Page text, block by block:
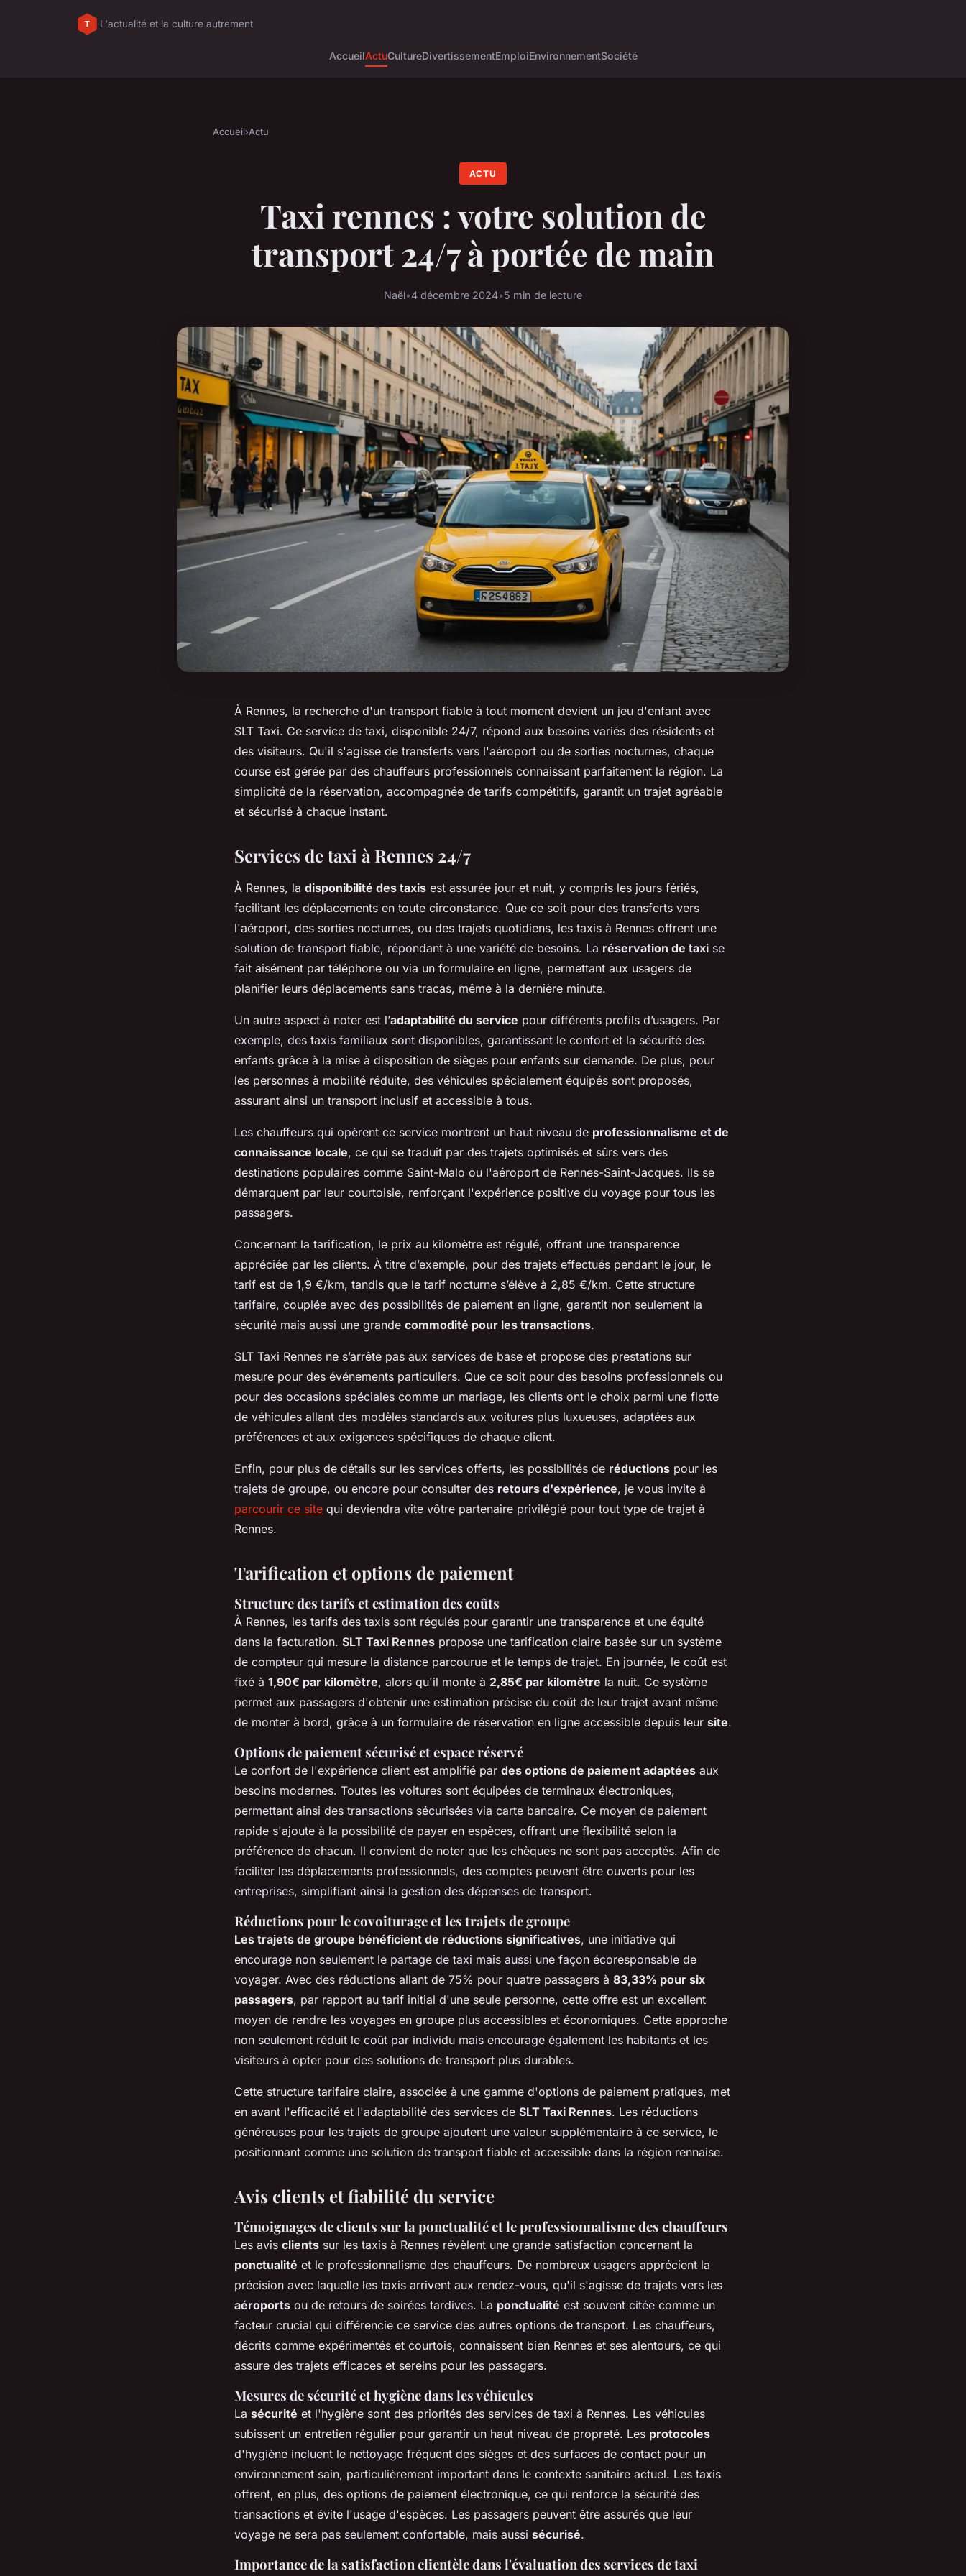
L'actualité et la culture autrement
AccueilActuCultureDivertissementEmploiEnvironnementSociété
Accueil›Actu
ACTU
Taxi rennes : votre solution de
transport 24/7 à portée de main
Naël•4 décembre 2024•5 min de lecture
À Rennes, la recherche d'un transport fiable à tout moment devient un jeu d'enfant avec
SLT Taxi. Ce service de taxi, disponible 24/7, répond aux besoins variés des résidents et
des visiteurs. Qu'il s'agisse de transferts vers l'aéroport ou de sorties nocturnes, chaque
course est gérée par des chauffeurs professionnels connaissant parfaitement la région. La
simplicité de la réservation, accompagnée de tarifs compétitifs, garantit un trajet agréable
et sécurisé à chaque instant.
Services de taxi à Rennes 24/7
À Rennes, la disponibilité des taxis est assurée jour et nuit, y compris les jours fériés,
facilitant les déplacements en toute circonstance. Que ce soit pour des transferts vers
l'aéroport, des sorties nocturnes, ou des trajets quotidiens, les taxis à Rennes offrent une
solution de transport fiable, répondant à une variété de besoins. La réservation de taxi se
fait aisément par téléphone ou via un formulaire en ligne, permettant aux usagers de
planifier leurs déplacements sans tracas, même à la dernière minute.
Un autre aspect à noter est l’adaptabilité du service pour différents profils d’usagers. Par
exemple, des taxis familiaux sont disponibles, garantissant le confort et la sécurité des
enfants grâce à la mise à disposition de sièges pour enfants sur demande. De plus, pour
les personnes à mobilité réduite, des véhicules spécialement équipés sont proposés,
assurant ainsi un transport inclusif et accessible à tous.
Les chauffeurs qui opèrent ce service montrent un haut niveau de professionnalisme et de
connaissance locale, ce qui se traduit par des trajets optimisés et sûrs vers des
destinations populaires comme Saint-Malo ou l'aéroport de Rennes-Saint-Jacques. Ils se
démarquent par leur courtoisie, renforçant l'expérience positive du voyage pour tous les
passagers.
Concernant la tarification, le prix au kilomètre est régulé, offrant une transparence
appréciée par les clients. À titre d’exemple, pour des trajets effectués pendant le jour, le
tarif est de 1,9 €/km, tandis que le tarif nocturne s’élève à 2,85 €/km. Cette structure
tarifaire, couplée avec des possibilités de paiement en ligne, garantit non seulement la
sécurité mais aussi une grande commodité pour les transactions.
SLT Taxi Rennes ne s’arrête pas aux services de base et propose des prestations sur
mesure pour des événements particuliers. Que ce soit pour des besoins professionnels ou
pour des occasions spéciales comme un mariage, les clients ont le choix parmi une flotte
de véhicules allant des modèles standards aux voitures plus luxueuses, adaptées aux
préférences et aux exigences spécifiques de chaque client.
Enfin, pour plus de détails sur les services offerts, les possibilités de réductions pour les
trajets de groupe, ou encore pour consulter des retours d'expérience, je vous invite à
parcourir ce site qui deviendra vite vôtre partenaire privilégié pour tout type de trajet à
Rennes.
Tarification et options de paiement
Structure des tarifs et estimation des coûts
À Rennes, les tarifs des taxis sont régulés pour garantir une transparence et une équité
dans la facturation. SLT Taxi Rennes propose une tarification claire basée sur un système
de compteur qui mesure la distance parcourue et le temps de trajet. En journée, le coût est
fixé à 1,90€ par kilomètre, alors qu'il monte à 2,85€ par kilomètre la nuit. Ce système
permet aux passagers d'obtenir une estimation précise du coût de leur trajet avant même
de monter à bord, grâce à un formulaire de réservation en ligne accessible depuis leur site.
Options de paiement sécurisé et espace réservé
Le confort de l'expérience client est amplifié par des options de paiement adaptées aux
besoins modernes. Toutes les voitures sont équipées de terminaux électroniques,
permettant ainsi des transactions sécurisées via carte bancaire. Ce moyen de paiement
rapide s'ajoute à la possibilité de payer en espèces, offrant une flexibilité selon la
préférence de chacun. Il convient de noter que les chèques ne sont pas acceptés. Afin de
faciliter les déplacements professionnels, des comptes peuvent être ouverts pour les
entreprises, simplifiant ainsi la gestion des dépenses de transport.
Réductions pour le covoiturage et les trajets de groupe
Les trajets de groupe bénéficient de réductions significatives, une initiative qui
encourage non seulement le partage de taxi mais aussi une façon écoresponsable de
voyager. Avec des réductions allant de 75% pour quatre passagers à 83,33% pour six
passagers, par rapport au tarif initial d'une seule personne, cette offre est un excellent
moyen de rendre les voyages en groupe plus accessibles et économiques. Cette approche
non seulement réduit le coût par individu mais encourage également les habitants et les
visiteurs à opter pour des solutions de transport plus durables.
Cette structure tarifaire claire, associée à une gamme d'options de paiement pratiques, met
en avant l'efficacité et l'adaptabilité des services de SLT Taxi Rennes. Les réductions
généreuses pour les trajets de groupe ajoutent une valeur supplémentaire à ce service, le
positionnant comme une solution de transport fiable et accessible dans la région rennaise.
Avis clients et fiabilité du service
Témoignages de clients sur la ponctualité et le professionnalisme des chauffeurs
Les avis clients sur les taxis à Rennes révèlent une grande satisfaction concernant la
ponctualité et le professionnalisme des chauffeurs. De nombreux usagers apprécient la
précision avec laquelle les taxis arrivent aux rendez-vous, qu'il s'agisse de trajets vers les
aéroports ou de retours de soirées tardives. La ponctualité est souvent citée comme un
facteur crucial qui différencie ce service des autres options de transport. Les chauffeurs,
décrits comme expérimentés et courtois, connaissent bien Rennes et ses alentours, ce qui
assure des trajets efficaces et sereins pour les passagers.
Mesures de sécurité et hygiène dans les véhicules
La sécurité et l'hygiène sont des priorités des services de taxi à Rennes. Les véhicules
subissent un entretien régulier pour garantir un haut niveau de propreté. Les protocoles
d'hygiène incluent le nettoyage fréquent des sièges et des surfaces de contact pour un
environnement sain, particulièrement important dans le contexte sanitaire actuel. Les taxis
offrent, en plus, des options de paiement électronique, ce qui renforce la sécurité des
transactions et évite l'usage d'espèces. Les passagers peuvent être assurés que leur
voyage ne sera pas seulement confortable, mais aussi sécurisé.
Importance de la satisfaction clientèle dans l'évaluation des services de taxi